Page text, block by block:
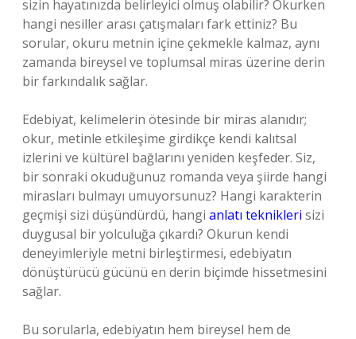
sizin hayatınızda belirleyici olmuş olabilir? Okurken
hangi nesiller arası çatışmaları fark ettiniz? Bu
sorular, okuru metnin içine çekmekle kalmaz, aynı
zamanda bireysel ve toplumsal miras üzerine derin
bir farkındalık sağlar.
Edebiyat, kelimelerin ötesinde bir miras alanıdır;
okur, metinle etkileşime girdikçe kendi kalıtsal
izlerini ve kültürel bağlarını yeniden keşfeder. Siz,
bir sonraki okuduğunuz romanda veya şiirde hangi
mirasları bulmayı umuyorsunuz? Hangi karakterin
geçmişi sizi düşündürdü, hangi anlatı teknikleri sizi
duygusal bir yolculuğa çıkardı? Okurun kendi
deneyimleriyle metni birleştirmesi, edebiyatın
dönüştürücü gücünü en derin biçimde hissetmesini
sağlar.
Bu sorularla, edebiyatın hem bireysel hem de